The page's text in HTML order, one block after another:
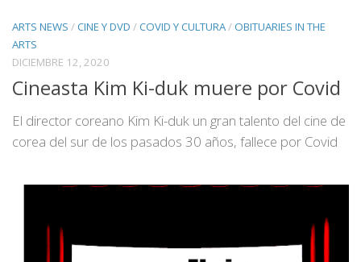
ARTS NEWS /CINE Y DVD /COVID Y CULTURA/ OBITUARIES IN THE
ARTS
DICIEMBRE 12, 2020
Cineasta Kim Ki-duk muere por Covid
El director coreano Kim Ki-duk un gran talento del cine de
corea del sur de los pasados 30 años, fallece por Covid